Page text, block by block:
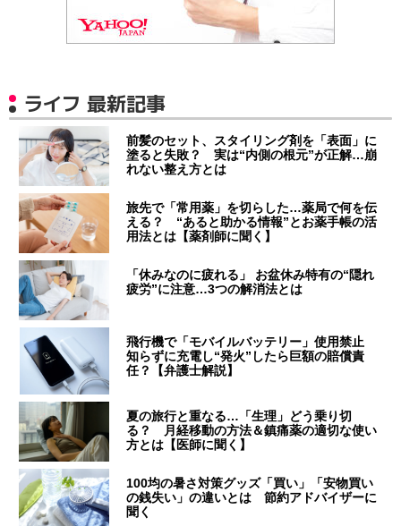
ライフ 最新記事
前髪のセット、スタイリング剤を「表面」に
塗ると失敗？ 実は“内側の根元”が正解…崩
れない整え方とは
旅先で「常用薬」を切らした…薬局で何を伝
える？ “あると助かる情報”とお薬手帳の活
用法とは【薬剤師に聞く】
「休みなのに疲れる」 お盆休み特有の“隠れ
疲労”に注意…3つの解消法とは
飛行機で「モバイルバッテリー」使用禁止
知らずに充電し“発火”したら巨額の賠償責
任？【弁護士解説】
夏の旅行と重なる…「生理」どう乗り切
る？ 月経移動の方法＆鎮痛薬の適切な使い
方とは【医師に聞く】
100均の暑さ対策グッズ「買い」「安物買い
の銭失い」の違いとは 節約アドバイザーに
聞く